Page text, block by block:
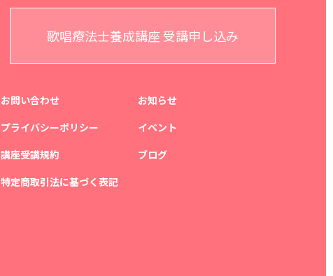
歌唱療法士養成講座 受講申し込み
お問い合わせ
プライバシーポリシー
講座受講規約
特定商取引法に基づく表記
お知らせ
イベント
ブログ